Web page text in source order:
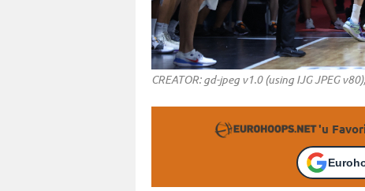
CREATOR: gd-jpeg v1.0 (using IJG JPEG
'u